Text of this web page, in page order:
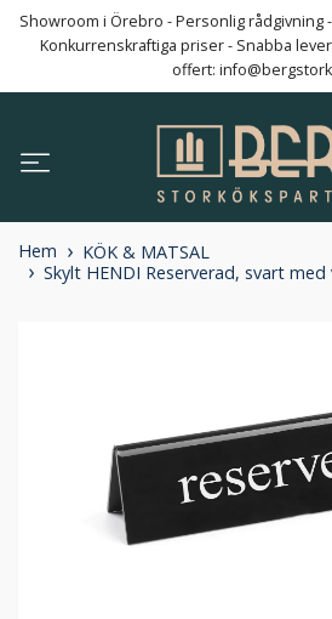
Showroom i Örebro - Personlig rådgivning
Konkurrenskraftiga priser - Snabba
offert:
Hem
KÖK & MATSAL
Skylt HENDI Reserverad, svart med